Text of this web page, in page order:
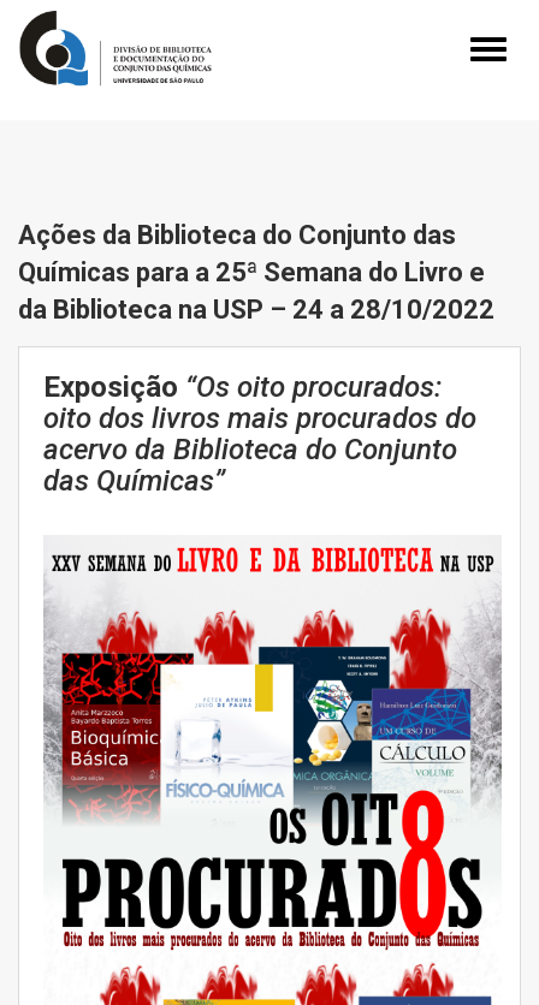
Toggle
Ações da Biblioteca do Conjunto das
Químicas para a 25ª Semana do Livro e
da Biblioteca na USP – 24 a 28/10/2022
Exposição “Os oito procurados:
oito dos livros mais procurados do
acervo da Biblioteca do Conjunto
das Químicas”